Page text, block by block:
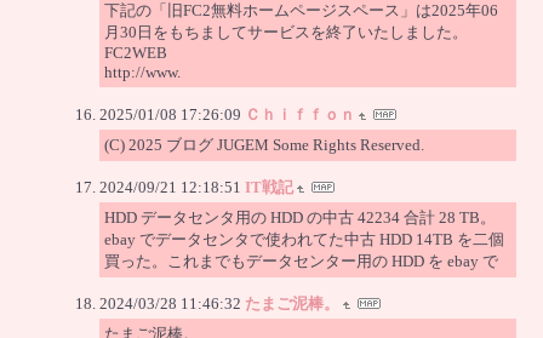
下記の「旧FC2無料ホームページスペース」は2025年06
月30日をもちましてサービスを終了いたしました。
FC2WEB
http://www.
2025/01/08 17:26:09 Ｃｈｉｆｆｏｎ
(C) 2025 ブログ JUGEM Some Rights Reserved.
2024/09/21 12:18:51 IT戦記
HDD データセンタ用の HDD の中古 42234 合計 28 TB。
ebay でデータセンタで使われてた中古 HDD 14TB を二個
買った。これまでもデータセンター用の HDD を ebay で
2024/03/28 11:46:32 たまご泥棒。
たまご泥棒。